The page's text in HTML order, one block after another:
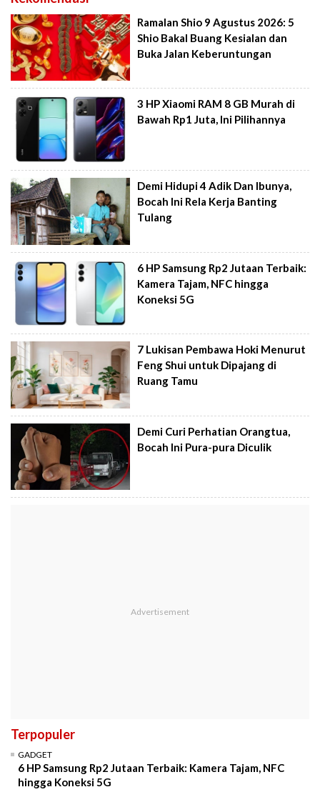
Ramalan Shio 9 Agustus 2026: 5
Shio Bakal Buang Kesialan dan
Buka Jalan Keberuntungan
3 HP Xiaomi RAM 8 GB Murah di
Bawah Rp1 Juta, Ini Pilihannya
Demi Hidupi 4 Adik Dan Ibunya,
Bocah Ini Rela Kerja Banting
Tulang
6 HP Samsung Rp2 Jutaan Terbaik:
Kamera Tajam, NFC hingga
Koneksi 5G
7 Lukisan Pembawa Hoki Menurut
Feng Shui untuk Dipajang di
Ruang Tamu
Demi Curi Perhatian Orangtua,
Bocah Ini Pura-pura Diculik
Terpopuler
GADGET
6 HP Samsung Rp2 Jutaan Terbaik: Kamera Tajam, NFC
hingga Koneksi 5G